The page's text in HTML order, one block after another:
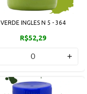
VERDE INGLES N 5 - 364
R$52,29
+